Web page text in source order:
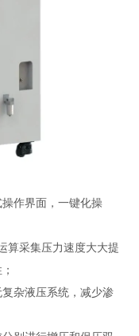
作界面，一键化操
算采集压力速度大大提
杂液压系统，减少渗